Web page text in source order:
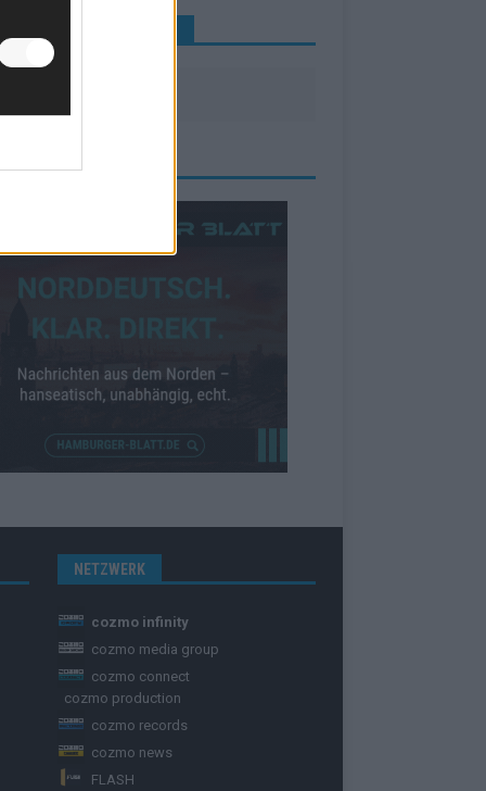
NETZWERK
cozmo infinity
cozmo media group
cozmo connect
cozmo production
cozmo records
cozmo news
FLASH